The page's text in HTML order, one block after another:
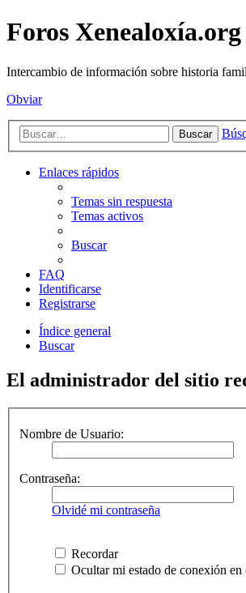
Foros
Intercambio de información sobre historia
Obviar
Buscar
Enlaces rápidos
Temas sin respuesta
Temas activos
Buscar
FAQ
Identificarse
Registrarse
Índice general
Buscar
El administrador del sitio
Nombre de Usuario:
Contraseña:
Olvidé mi contraseña
Recordar
Ocultar mi estado de conexión en